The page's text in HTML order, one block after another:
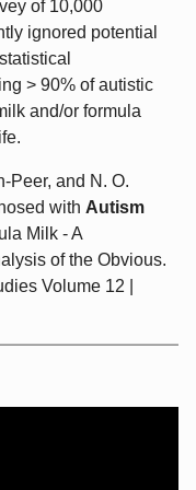
of 10,000
ignored potential
> 90% of autistic
and/or formula
Peer, and N. O.
with Autism
Milk - A
of the Obvious.
Volume 12 |